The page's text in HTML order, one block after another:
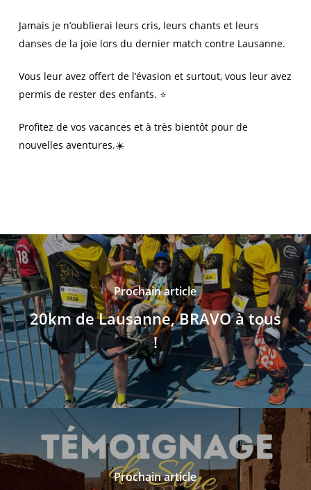
Jamais je n’oublierai leurs cris, leurs chants et leurs
danses de la joie lors du dernier match contre Lausanne.
Vous leur avez offert de l’évasion et surtout, vous leur avez
permis de rester des enfants. ⭐️
Profitez de vos vacances et à très bientôt pour de
nouvelles aventures.☀️
Prochain article
20km de Lausanne, BRAVO à tous
!
Prochain article